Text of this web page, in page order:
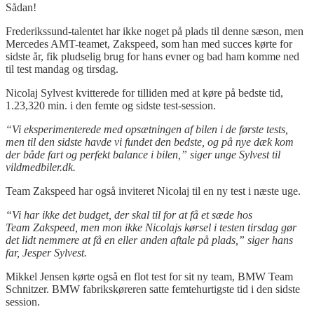
Sådan!
Frederikssund-talentet har ikke noget på plads til denne sæson, men
Mercedes AMT-teamet, Zakspeed, som han med succes kørte for
sidste år, fik pludselig brug for hans evner og bad ham komme ned
til test mandag og tirsdag.
Nicolaj Sylvest kvitterede for tilliden med at køre på bedste tid,
1.23,320 min. i den femte og sidste test-session.
“Vi eksperimenterede med opsætningen af bilen i de første tests,
men til den sidste havde vi fundet den bedste, og på nye dækkom
der både fart og perfekt balance i bilen,” siger unge Sylvest til
vildmedbiler.dk.
Team Zakspeed har også inviteret Nicolaj til en ny test i næste uge.
“Vi har ikke det budget, der skal til for at få et sæde hos
Team Zakspeed , men mon ikke Nicolajs kørsel i testen tirsdag gør
det lidt nemmere at få en eller anden aftale på plads,” siger hans
far, JesperSylvest.
Mikkel Jensen kørte også en flot test for sit ny team, BMW Team
Schnitzer. BMW fabrikskøreren satte femtehurtigste tid i den sidste
session.